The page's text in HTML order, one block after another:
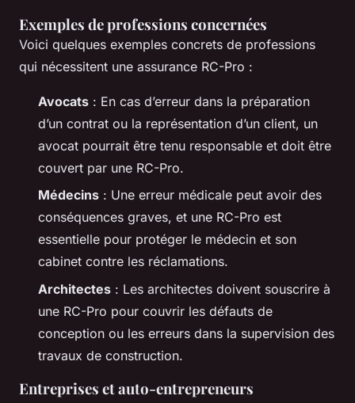
Exemples de professions concernées
Voici quelques exemples concrets de professions
qui nécessitent une assurance RC-Pro :
Avocats : En cas d’erreur dans la préparation
d’un contrat ou la représentation d’un client, un
avocat pourrait être tenu responsable et doit être
couvert par une RC-Pro.
Médecins : Une erreur médicale peut avoir des
conséquences graves, et une RC-Pro est
essentielle pour protéger le médecin et son
cabinet contre les réclamations.
Architectes : Les architectes doivent souscrire à
une RC-Pro pour couvrir les défauts de
conception ou les erreurs dans la supervision des
travaux de construction.
Entreprises et auto-entrepreneurs